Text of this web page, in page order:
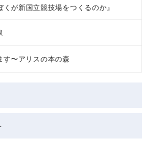
が新国立競技場をつくるのか』
す〜アリスの本の森